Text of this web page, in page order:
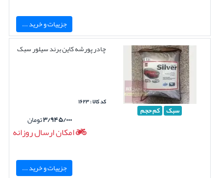
جزییات و خرید ...
سبک کم حجم
چادر پورشه کاین برند سیلور سبک
کد کالا : ۱۶۲۳
۳/۹۴۵/۰۰۰تومان
امکان ارسال روزانه
جزییات و خرید ...